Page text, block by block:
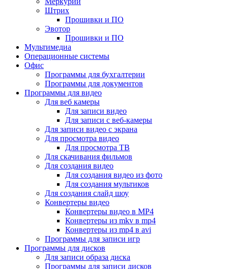
Штрих
Прошивки и ПО
Эвотор
Прошивки и ПО
Мультимедиа
Операционные системы
Офис
Программы для бухгалтерии
Программы для документов
Программы для видео
Для веб камеры
Для записи видео
Для записи с веб-камеры
Для записи видео с экрана
Для просмотра видео
Для просмотра ТВ
Для скачивания фильмов
Для создания видео
Для создания видео из фото
Для создания мультиков
Для создания слайд шоу
Конвертеры видео
Конвертеры видео в MP4
Конвертеры из mkv в mp4
Конвертеры из mp4 в avi
Программы для записи игр
Программы для дисков
Для записи образа диска
Программы для записи дисков